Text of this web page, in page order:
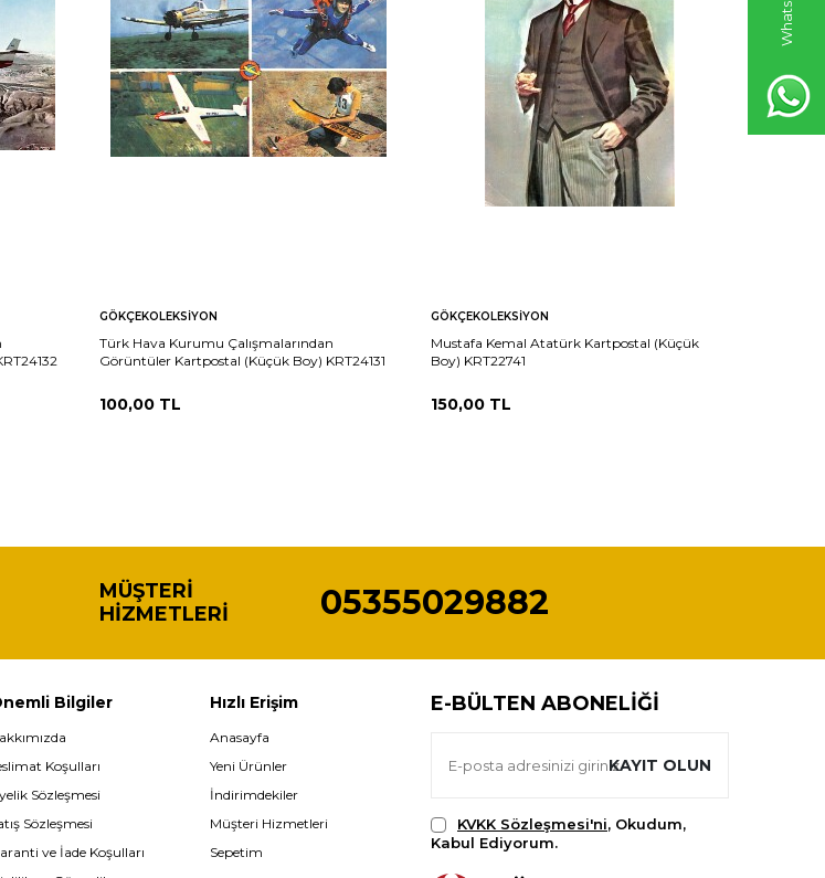
GÖKÇEKOLEKSIYON
Türk Hava Kurumu Çalışmalarından
Görüntüler Kartpostal (Küçük Boy) KRT24131
100,00 TL
GÖKÇEKOLEKSIYON
Mustafa Kemal Atatürk Kartpostal (Küçük
Boy) KRT22741
150,00 TL
MÜŞTERI
HIZMETLERI
05355029882
Bilgiler
Koşulları
Sözleşmesi
Sözleşmesi
ve İade Koşulları
Hızlı Erişim
Anasayfa
Yeni Ürünler
İndirimdekiler
Müşteri Hizmetleri
Sepetim
E-BÜLTEN ABONELIĞI
KAYIT OLUN
KVKK Sözleşmesi'ni, Okudum,
Kabul Ediyorum.